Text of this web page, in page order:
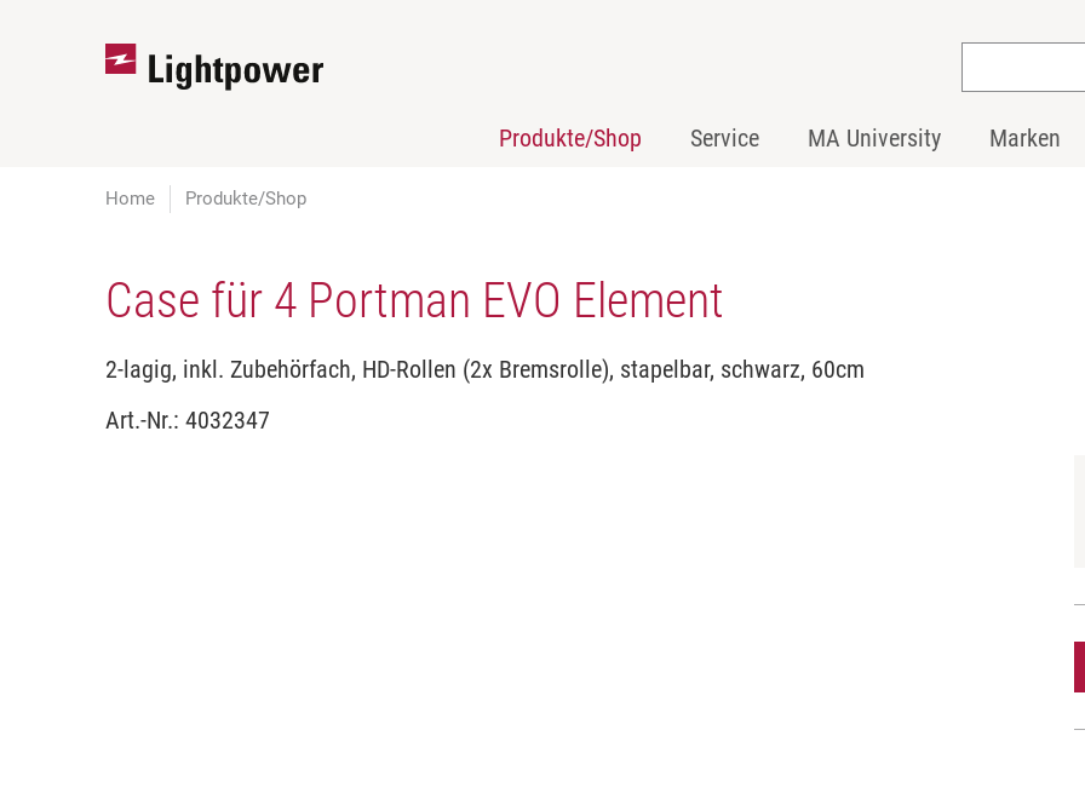
Produkte/Shop Service MA University Marken
Home Produkte/Shop
Case für 4 Portman EVO Element
2-lagig, inkl. Zubehörfach, HD-Rollen (2x Bremsrolle), stapelbar, schwarz, 60cm
Art.-Nr.: 4032347